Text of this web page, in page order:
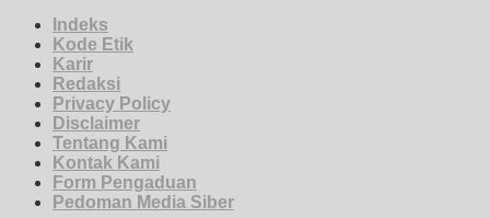
Indeks
Kode Etik
Karir
Redaksi
Privacy Policy
Disclaimer
Tentang Kami
Kontak Kami
Form Pengaduan
Pedoman Media Siber